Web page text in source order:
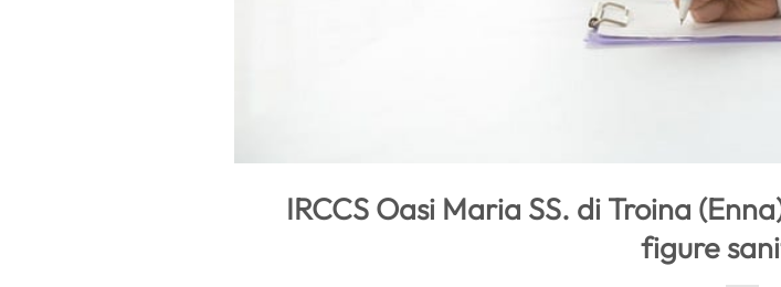
IRCCS Oasi Maria SS. di Troina
figure